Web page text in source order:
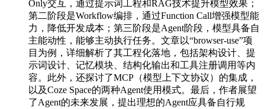
Only交互，通过提示词工程和RAG技术提升模型效果；
第二阶段是Workflow编排，通过Function Call增强模型能
力，降低开发成本；第三阶段是Agent阶段，模型具备自
主能动性，能够主动执行任务。文章以“browser-use”项
目为例，详细解析了其工程化落地，包括架构设计、提
示词设计、记忆模块、结构化输出和工具注册调用等内
容。此外，还探讨了MCP（模型上下文协议）的集成，
以及Coze Space的两种Agent使用模式。最后，作者展望
了Agent的未来发展，提出理想的Agent应具备自行规